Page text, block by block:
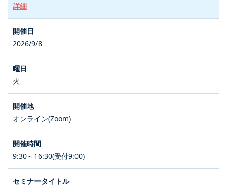
詳細
2026/9/8
火
オンライン(Zoom)
9:30～16:30(受付9:00)